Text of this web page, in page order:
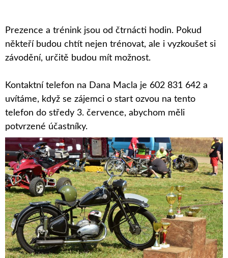
Prezence a trénink jsou od čtrnácti hodin. Pokud
někteří budou chtít nejen trénovat, ale i vyzkoušet si
závodění, určitě budou mít možnost.
Kontaktní telefon na Dana Macla je 602 831 642 a
uvítáme, když se zájemci o start ozvou na tento
telefon do středy 3. července, abychom měli
potvrzené účastníky.